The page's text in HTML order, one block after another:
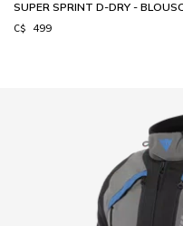
SUPER SPRINT D-DRY -
C$ 499